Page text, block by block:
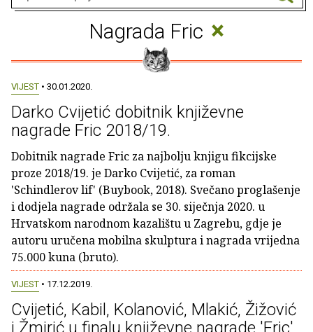
Nagrada Fric ×
VIJEST • 30.01.2020.
Darko Cvijetić dobitnik književne
nagrade Fric 2018/19.
Dobitnik nagrade Fric za najbolju knjigu fikcijske
proze 2018/19. je Darko Cvijetić, za roman
'Schindlerov lif' (Buybook, 2018). Svečano proglašenje
i dodjela nagrade održala se 30. siječnja 2020. u
Hrvatskom narodnom kazalištu u Zagrebu, gdje je
autoru uručena mobilna skulptura i nagrada vrijedna
75.000 kuna (bruto).
VIJEST • 17.12.2019.
Cvijetić, Kabil, Kolanović, Mlakić, Žižović
i Žmirić u finalu književne nagrade 'Fric'